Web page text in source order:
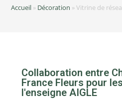
Accueil » Décoration »Vitrine de
Collaboration entre
France Fleurs pour
l'enseigne AIGLE